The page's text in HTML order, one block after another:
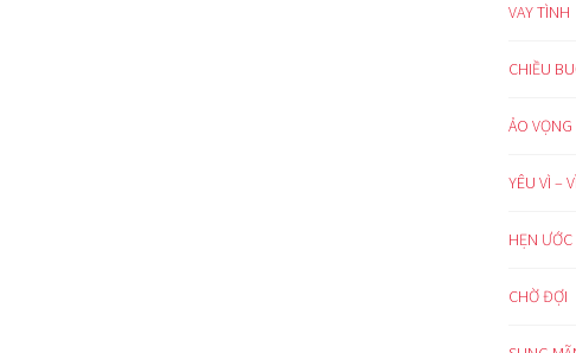
VAY TÌNH
CHIỀU
ẢO VỌNG
YÊU VÌ –
HẸN ƯỚC
CHỜ ĐỢI